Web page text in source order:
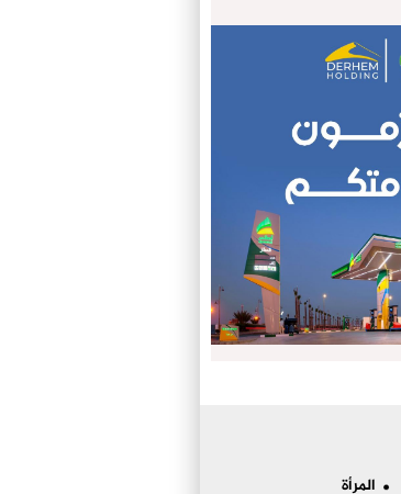
المرأة